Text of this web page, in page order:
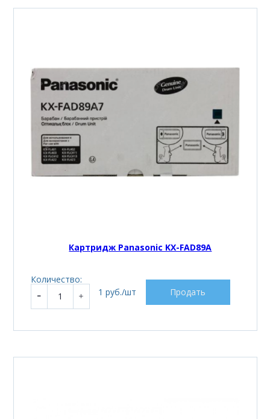
Картридж Panasonic KX-FAD89A
Количество:
1 руб./шт
Продать